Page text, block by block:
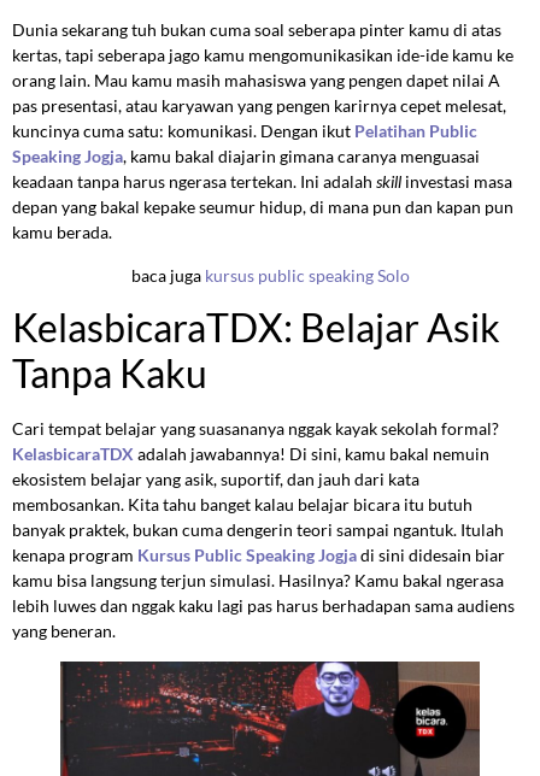
Dunia sekarang tuh bukan cuma soal seberapa pinter kamu di atas
kertas, tapi seberapa jago kamu mengomunikasikan ide-ide kamu ke
orang lain. Mau kamu masih mahasiswa yang pengen dapet nilai A
pas presentasi, atau karyawan yang pengen karirnya cepet melesat,
kuncinya cuma satu: komunikasi. Dengan ikut Pelatihan Public
Speaking Jogja, kamu bakal diajarin gimana caranya menguasai
keadaan tanpa harus ngerasa tertekan. Ini adalah skill investasi masa
depan yang bakal kepake seumur hidup, di mana pun dan kapan pun
kamu berada.
baca juga kursus public speaking Solo
KelasbicaraTDX: Belajar Asik
Tanpa Kaku
Cari tempat belajar yang suasananya nggak kayak sekolah formal?
KelasbicaraTDX adalah jawabannya! Di sini, kamu bakal nemuin
ekosistem belajar yang asik, suportif, dan jauh dari kata
membosankan. Kita tahu banget kalau belajar bicara itu butuh
banyak praktek, bukan cuma dengerin teori sampai ngantuk. Itulah
kenapa program Kursus Public Speaking Jogjadi sini didesain biar
kamu bisa langsung terjun simulasi. Hasilnya? Kamu bakal ngerasa
lebih luwes dan nggak kaku lagi pas harus berhadapan sama audiens
yang beneran.